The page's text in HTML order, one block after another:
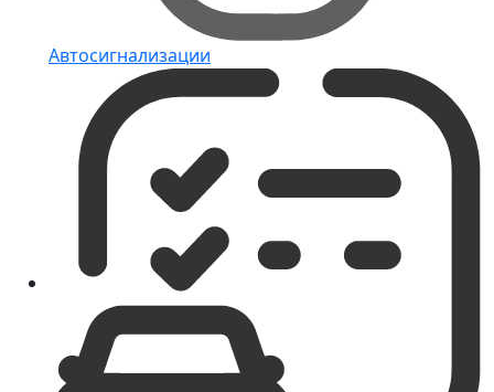
Автосигнализации